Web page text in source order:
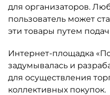
для организаторов.
пользователь может
эти товары путем
Интернет-площадка
задумывалась и
для осуществления
коллективных покупок.